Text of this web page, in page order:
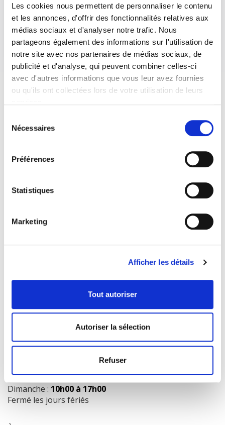
Les cookies nous permettent de personnaliser le contenu
et les annonces, d'offrir des fonctionnalités relatives aux
médias sociaux et d'analyser notre trafic. Nous
partageons également des informations sur l'utilisation de
notre site avec nos partenaires de médias sociaux, de
publicité et d'analyse, qui peuvent combiner celles-ci
avec d'autres informations que vous leur avez fournies
ou qu'ils ont collectées lors de votre utilisation de leurs
Nécessaires
Préférences
Statistiques
Marketing
Afficher les détails
Tout autoriser
Autoriser la sélection
Refuser
1073 route de l'Église, Québec, QC G1V 3W2
HEURES D'OUVERTURE
9h00 à 18h00
9h00 à 21h00
Samedi:9h00 à 17h00
Dimanche : 10h00 à 17h00
Fermé les jours fériés